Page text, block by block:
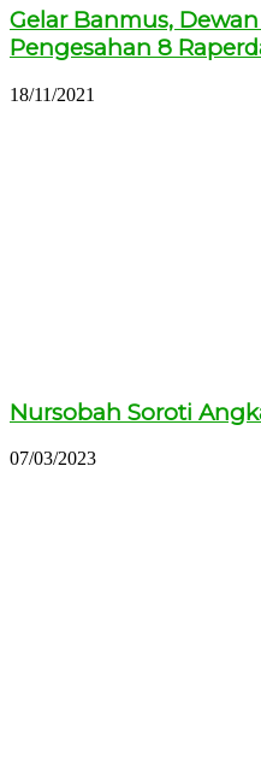
Gelar Banmus,
Pengesahan 8
18/11/2021
Nursobah Soroti
07/03/2023